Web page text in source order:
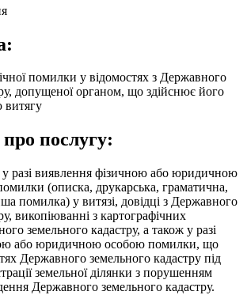
помилки у відомостях з Державного
допущеної органом, що здійснює його
витягу
послугу:
у разі виявлення фізичною або юридичною
(описка, друкарська, граматична,
помилка) у витязі, довідці з Державного
викопіюванні з картографічних
земельного кадастру, а також у разі
або юридичною особою помилки, що
Державного земельного кадастру під
земельної ділянки з порушенням
Державного земельного кадастру.